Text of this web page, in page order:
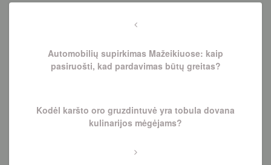
Navigacija
Previous
Automobilių supirkimas Mažeikiuose: kaip
pasiruošti, kad pardavimas būtų greitas?
Next
Kodėl karšto oro gruzdintuvė yra tobula dovana
kulinarijos mėgėjams?